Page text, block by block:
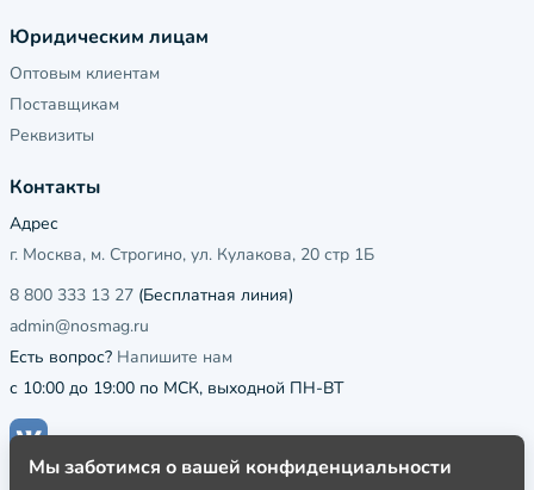
Юридическим лицам
Оптовым клиентам
Поставщикам
Реквизиты
Контакты
Адрес
г. Москва, м. Строгино, ул. Кулакова, 20 стр 1Б
8 800 333 13 27 (Бесплатная линия)
admin@nosmag.ru
Есть вопрос? Напишите нам
с 10:00 до 19:00 по МСК, выходной ПН-ВТ
Мы заботимся о вашей конфиденциальности